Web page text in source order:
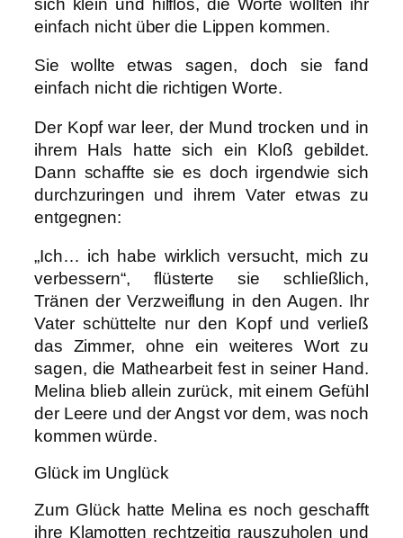
einfach nicht über die Lippen kommen.
Sie wollte etwas sagen, doch sie fand
einfach nicht die richtigen Worte.
Der Kopf war leer, der Mund trocken und in
ihrem Hals hatte sich ein Kloß gebildet.
Dann schaffte sie es doch irgendwie sich
durchzuringen und ihrem Vater etwas zu
entgegnen:
„Ich… ich habe wirklich versucht, mich zu
verbessern“, flüsterte sie schließlich,
Tränen der Verzweiflung in den Augen. Ihr
Vater schüttelte nur den Kopf und verließ
das Zimmer, ohne ein weiteres Wort zu
sagen, die Mathearbeit fest in seiner Hand.
Melina blieb allein zurück, mit einem Gefühl
der Leere und der Angst vor dem, was noch
kommen würde.
Glück im Unglück
Zum Glück hatte Melina es noch geschafft
ihre Klamotten rechtzeitig rauszuholen und